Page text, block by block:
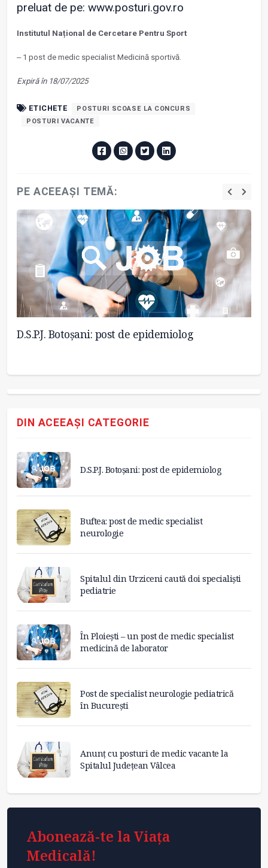
preluat de pe: www.posturi.gov.ro
Institutul Național de Cercetare Pentru Sport
‒ 1 post de medic specialist Medicină sportivă.
Expiră în 18/07/2025
ETICHETE
POSTURI SCOASE LA CONCURS
POSTURI VACANTE
PE ACEEAȘI TEMĂ:
D.S.P.J. Botoșani: post de epidemiolog
DIN ACEEAȘI CATEGORIE
D.S.P.J. Botoșani: post de epidemiolog
Buftea: post de medic specialist
neurologie
Spitalul din Urziceni caută doi specialiști
pediatrie
În Ploiești – un post de medic specialist
medicină de laborator
Post de specialist neurologie pediatrică
în București
Anunț cu posturi de medic vacante la
Spitalul Județean Vâlcea
Abonează-te la Viața
Medicală!